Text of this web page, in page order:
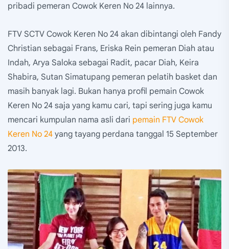
pribadi pemeran Cowok Keren No 24 lainnya.
FTV SCTV Cowok Keren No 24 akan dibintangi oleh Fandy
Christian sebagai Frans, Eriska Rein pemeran Diah atau
Indah, Arya Saloka sebagai Radit, pacar Diah, Keira
Shabira, Sutan Simatupang pemeran pelatih basket dan
masih banyak lagi. Bukan hanya profil pemain Cowok
Keren No 24 saja yang kamu cari, tapi sering juga kamu
mencari kumpulan nama asli dari pemain FTV Cowok
Keren No 24 yang tayang perdana tanggal 15 September
2013.